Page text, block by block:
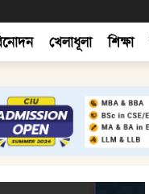
খেলাধূলা শিক্ষা